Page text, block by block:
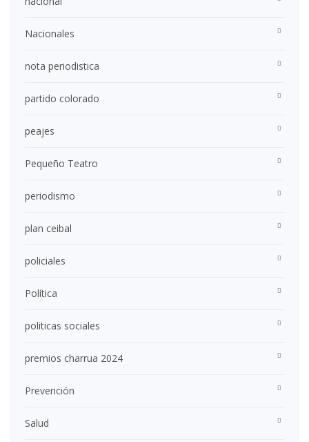
Nacionales
nota periodistica
partido colorado
peajes
Pequeño Teatro
periodismo
plan ceibal
policiales
Política
politicas sociales
premios charrua 2024
Prevención
Salud